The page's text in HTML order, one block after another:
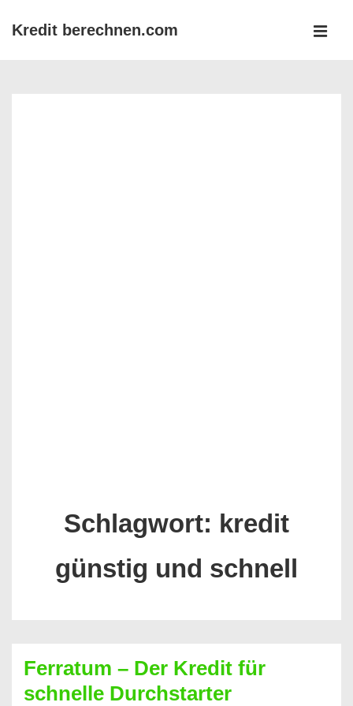
ZumKredit berechnen.com
Schlagwort: kredit
günstig und schnell
Ferratum – Der Kredit für
schnelle Durchstarter